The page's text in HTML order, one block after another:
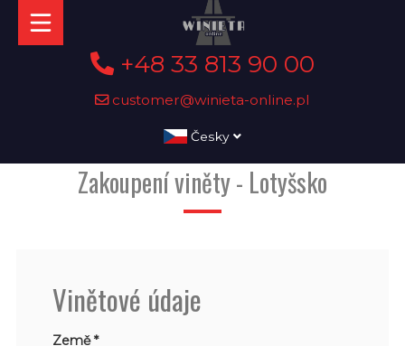
+48 33 813 90 00
customer@winieta-online.pl
Česky
Zakoupení viněty - Lotyšsko
Vinětové údaje
Země *